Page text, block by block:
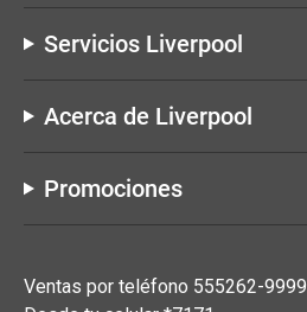
Servicios Liverpool
Acerca de Liverpool
Promociones
Ventas por teléfono 555262-9999